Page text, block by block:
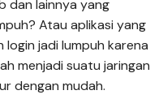
dan lainnya yang
Atau aplikasi yang
login jadi lumpuh karena
menjadi suatu jaringan
dengan mudah.